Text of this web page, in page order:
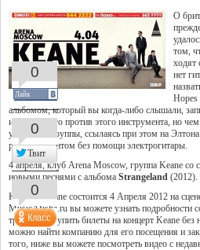
О
том,
ходят
нет
альбомом, который вы когда-либо слышали,
имеем ничего против этого инструмента, но
участники группы, ссылаясь при этом на
рок-музыкантом без помощи электрогитары.
4 апреля, клуб Arena Moscow, группа Keane
новыми песнями с альбома Strangeland (2012).
Концерт Keane состоится 4 Апреля 2012 на
MusicAfisha.ru вы можете узнать подробности
треклист и купить билеты на концерт Keane
можно найти компанию для его посещения и
того, ниже вы можете посмотреть видео с
0
Лайк
0
Твит
0